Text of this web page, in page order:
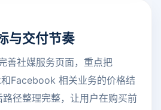
与交付节奏
善社媒服务页面，重点把
Facebook 相关业务的价格结
径整理完整，让用户在购买前